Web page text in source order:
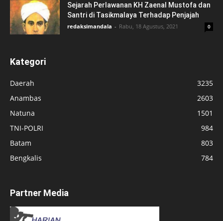
Sejarah Perlawanan KH Zaenal Mustofa dan
Santri di Tasikmalaya Terhadap Penjajah
redaksimandala - Rabu, 18 Agustus, 2021 0
Kategori
Daerah
3235
Anambas
2603
Natuna
1501
TNI-POLRI
984
Batam
803
Bengkalis
784
Partner Media